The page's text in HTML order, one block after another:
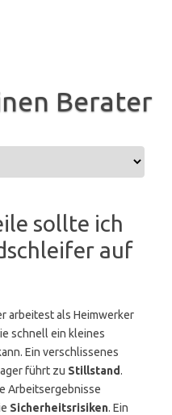
Berater
sollte ich
auf
arbeitest als Heimwerker
schnell ein kleines
Ein verschlissenes
führt zu Stillstand.
Arbeitsergebnisse
Sicherheitsrisiken. Ein